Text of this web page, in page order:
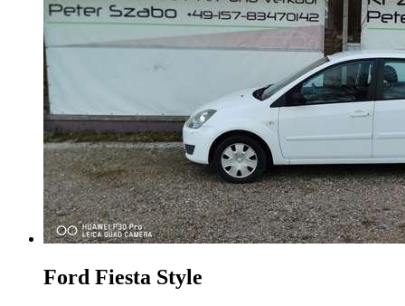
Ford Fiesta Style